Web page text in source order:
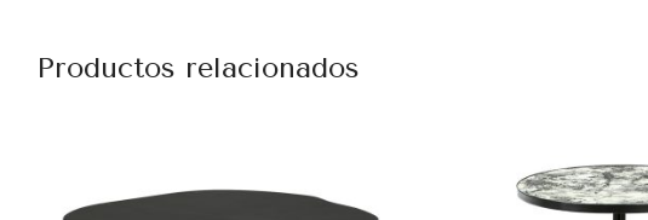
Productos relacionados